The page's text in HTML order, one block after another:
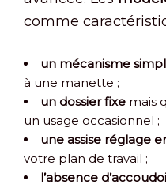
comme
un mécanisme
à une manette ;
un dossier fixe mais
un usage occasionnel ;
une assise réglage
votre plan de travail ;
l’absence